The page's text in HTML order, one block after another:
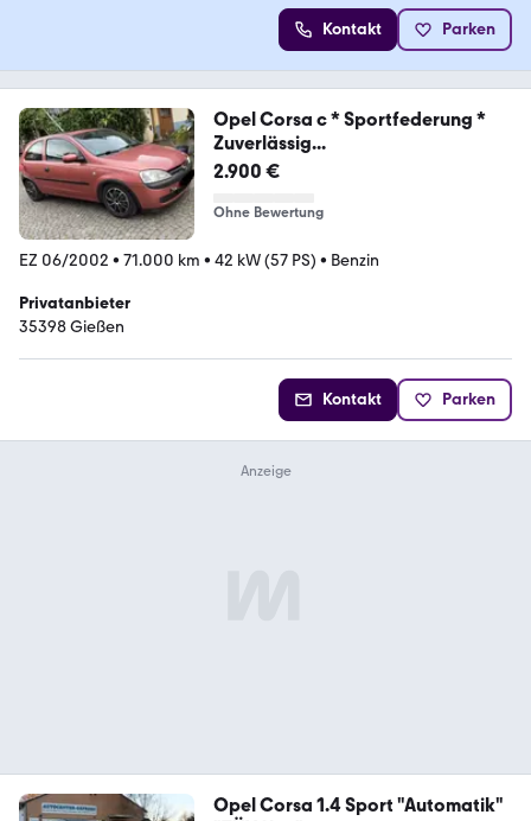
Kontakt Parken
Opel Corsa c * Sportfederung *
Zuverlässig...
2.900 €
Ohne Bewertung
EZ 06/2002 • 71.000 km • 42 kW (57 PS) • Benzin
Privatanbieter
35398 Gießen
Kontakt Parken
Opel Corsa 1.4 Sport "Automatik"